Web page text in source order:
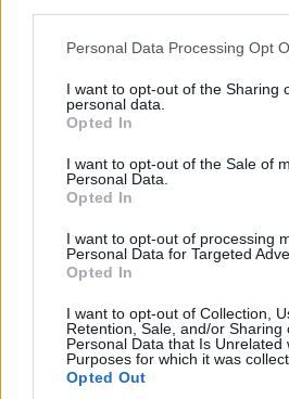
Please note that this website/app
not limited to your visit or usage
grant or deny consent to Google
use your data for below specified
consent section.
Personal Data Processing Opt
I want to opt-out of the Sharing
personal data.
Opted In
I want to opt-out of the Sale of
Personal Data.
Opted In
I want to opt-out of processing
Personal Data for Targeted
Opted In
I want to opt-out of Collection,
Retention, Sale, and/or Sharing
Personal Data that Is Unrelated
Purposes for which it was
Opted Out